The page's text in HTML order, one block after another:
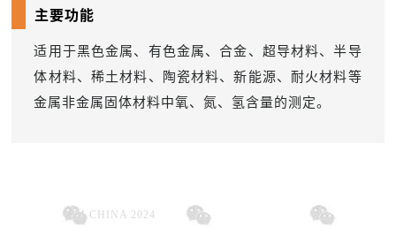
主要功能
适用于黑色金属、有色金属、合金、超导材料、半导
体材料、稀土材料、陶瓷材料、新能源、耐火材料等
金属非金属固体材料中氧、氮、氢含量的测定。
PM CHINA 2024